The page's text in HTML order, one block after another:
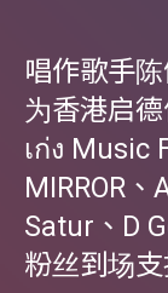
唱作歌手
为香港启
เก่ง Music
MIRROR
Satur、D
粉丝到场